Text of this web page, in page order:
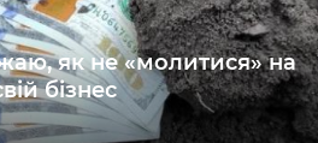
як не «молитися» на
бізнес